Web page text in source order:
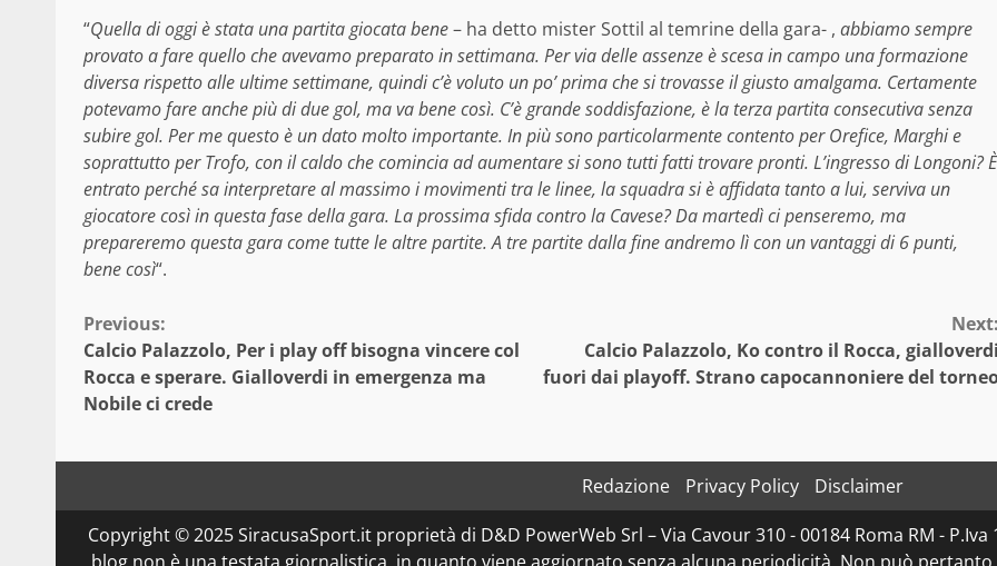
“Quella di oggi è stata una partita giocata bene– ha detto mister Sottil al temrine della gara- , abbiamo sempre
provato a fare quello che avevamo preparato in settimana. Per via delle assenze è scesa in campo una formazione
diversa rispetto alle ultime settimane, quindi c’è voluto un po’ prima che si trovasse il giusto amalgama. Certamente
potevamo fare anche più di due gol, ma va bene così. C’è grande soddisfazione, è la terza partita consecutiva senza
subire gol. Per me questo è un dato molto importante. In più sono particolarmente contento per ‪Orefice‬, ‪Marghi‬ e
soprattutto per ‪Trofo‬, con il caldo che comincia ad aumentare si sono tutti fatti trovare pronti. L’ingresso di ‪Longoni‬? È
entrato perché sa interpretare al massimo i movimenti tra le linee, la squadra si è affidata tanto a lui, serviva un
giocatore così in questa fase della gara. La prossima sfida contro la ‪Cavese‬? Da martedì ci penseremo, ma
prepareremo questa gara come tutte le altre partite. A tre partite dalla fine andremo lì con un vantaggi di 6 punti,
bene così“.
Continue
Reading
Previous:
Calcio Palazzolo, Per i play off bisogna vincere col
Rocca e sperare. Gialloverdi in emergenza ma
Nobile ci crede
Calcio Palazzolo, Ko contro il Rocca,
fuori dai playoff. Strano capocannoniere del
Redazione Privacy Policy
Disclaimer
Copyright © 2025 SiracusaSport.it proprietà di D&D PowerWeb Srl – Via Cavour 310 - 00184 Roma RM -